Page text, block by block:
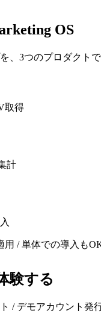
OS
3つのプロダクト
取得
計
用 / 単体での導入も
験する
/ デモアカウント発